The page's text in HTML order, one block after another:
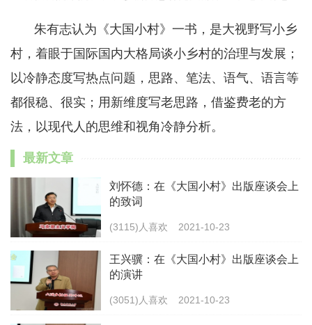
朱有志认为《大国小村》一书，是大视野写小乡
村，着眼于国际国内大格局谈小乡村的治理与发展；
以冷静态度写热点问题，思路、笔法、语气、语言等
都很稳、很实；用新维度写老思路，借鉴费老的方
法，以现代人的思维和视角冷静分析。
最新文章
刘怀德：在《大国小村》出版座谈会上
的致词
(3115)人喜欢 2021-10-23
王兴骥：在《大国小村》出版座谈会上
的演讲
(3051)人喜欢 2021-10-23